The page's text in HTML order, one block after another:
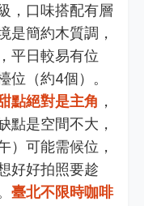
，口味搭配有層
是簡約木質調，
平日較易有位
位（約4個）。
點絕對是主角 ，
點是空間不大，
）可能需候位，
好好拍照要趁
臺北不限時咖啡